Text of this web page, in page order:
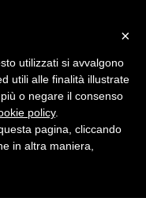
17, 2015
×
utilizzati si avvalgono
utili alle finalità illustrate
o negare il consenso
policy.
pagina, cliccando
in altra maniera,